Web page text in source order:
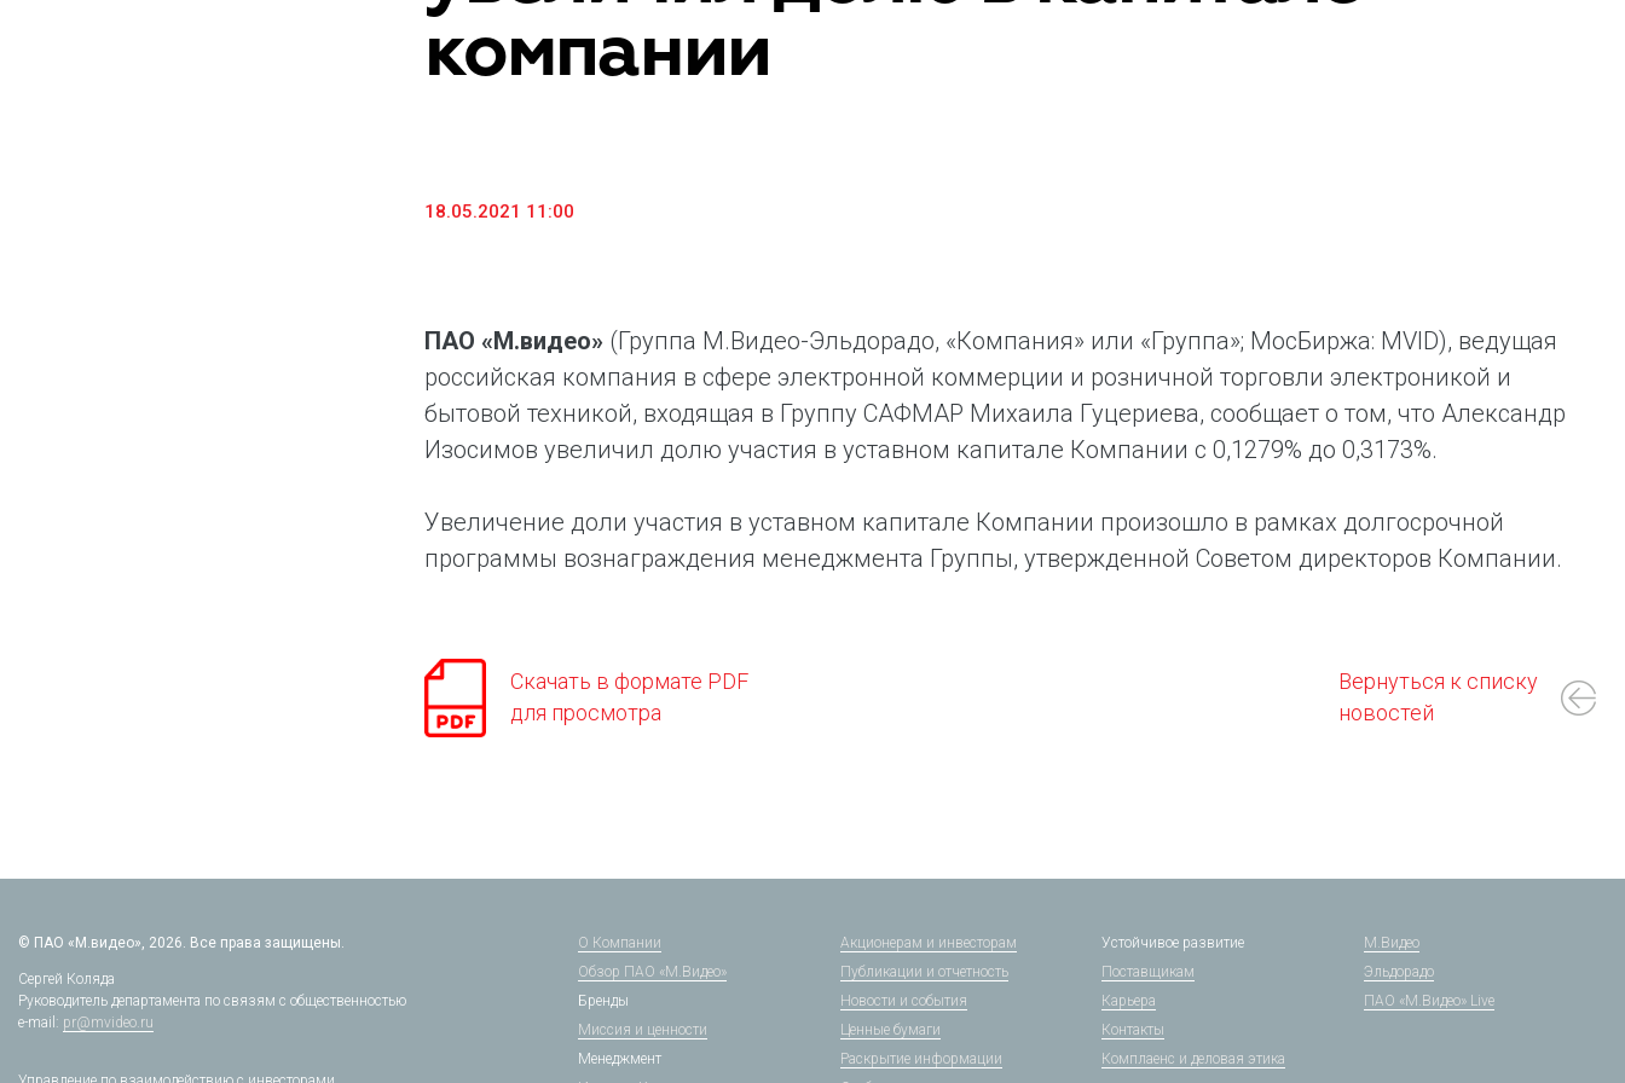
бытовой техникой и электроникой. Благодаря
максимальному ассортименту и фокусу на клиенте,
Предоставление информации и копийкомпании
18.05.2021 11:00
ПАО «М.видео» (Группа М.Видео-Эльдорадо, «Компания» или «Группа»; МосБиржа: MVID), ведущая
российская компания в сфере электронной коммерции и розничной торговли электроникой и
бытовой техникой, входящая в Группу САФМАР Михаила Гуцериева, сообщает о том, что Александр
Изосимов увеличил долю участия в уставном капитале Компании с 0,1279% до 0,3173%.
Увеличение доли участия в уставном капитале Компании произошло в рамках долгосрочной
программы вознаграждения менеджмента Группы, утвержденной Советом директоров Компании.
Скачать в формате PDF
для просмотра
Вернуться к списку
новостей
© ПАО «М.видео», 2026. Все права защищены.
Сергей Коляда
Руководитель департамента по связям с общественностью
e-mail: pr@mvideo.ru
О Компании
Обзор ПАО «М.Видео»
Бренды
Миссия и ценности
Менеджмент
Акционерам и инвесторам
Публикации и отчетность
Новости и события
Ценные бумаги
Раскрытие информации
Устойчивое развитие
Поставщикам
Карьера
Контакты
Комплаенс и деловая этика
М.Видео
Эльдорадо
ПАО «М.Видео» Live